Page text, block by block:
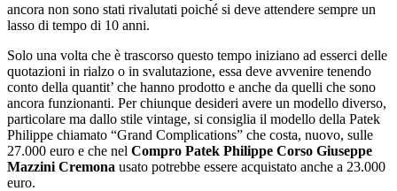
ancora non sono stati rivalutati poiché si deve attendere sempre un
lasso di tempo di 10 anni.
Solo una volta che è trascorso questo tempo iniziano ad esserci delle
quotazioni in rialzo o in svalutazione, essa deve avvenire tenendo
conto della quantit’ che hanno prodotto e anche da quelli che sono
ancora funzionanti. Per chiunque desideri avere un modello diverso,
particolare ma dallo stile vintage, si consiglia il modello della Patek
Philippe chiamato “Grand Complications” che costa, nuovo, sulle
27.000 euro e che nel Compro Patek Philippe Corso Giuseppe
Mazzini Cremona usato potrebbe essere acquistato anche a 23.000
euro.